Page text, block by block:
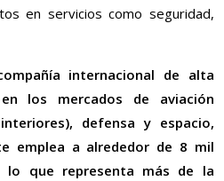
en servicios como seguridad,
internacional de alta
los mercados de aviación
defensa y espacio,
emplea a alrededor de 8 mil
lo que representa más de la